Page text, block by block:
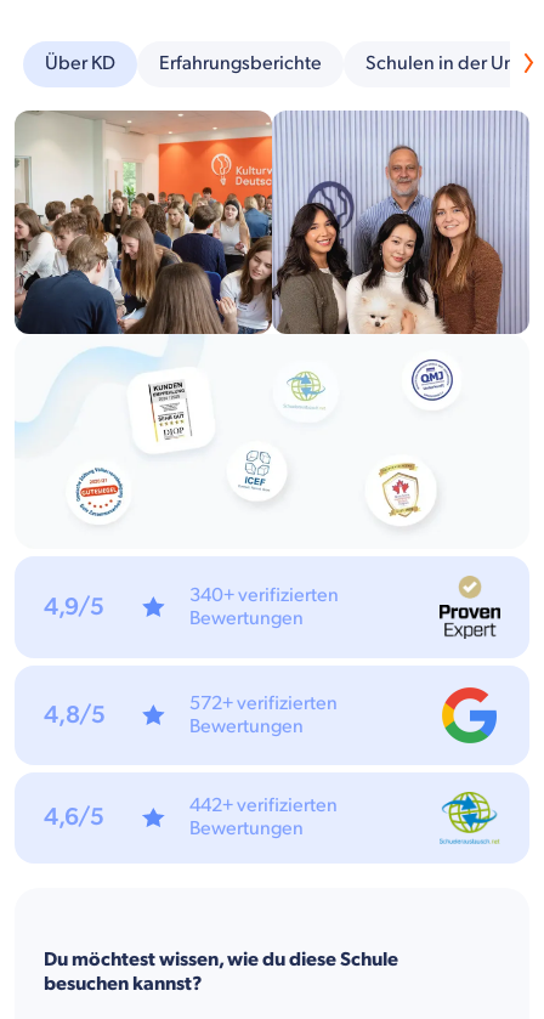
Über KD Erfahrungsberichte Schulen in der
Du möchtest wissen, wie du diese Schule
besuchen kannst?
4,9/5
340+ verifizierten
Bewertungen
4,8/5
572+ verifizierten
Bewertungen
4,6/5
442+ verifizierten
Bewertungen